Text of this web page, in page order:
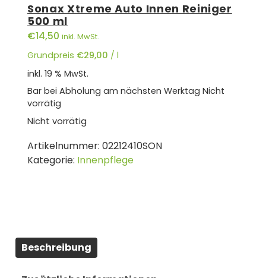
Sonax Xtreme Auto Innen Reiniger
500 ml
€14,50 inkl. MwSt.
Grundpreis €29,00 / l
inkl. 19 % MwSt.
Bar bei Abholung am nächsten Werktag Nicht
vorrätig
Nicht vorrätig
Artikelnummer: 02212410SON
Kategorie: Innenpflege
Beschreibung